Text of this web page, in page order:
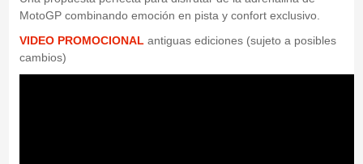
MotoGP combinando emoción en pista y confort exclusivo.
VIDEO PROMOCIONAL antiguas ediciones (sujeto a posibles
cambios)